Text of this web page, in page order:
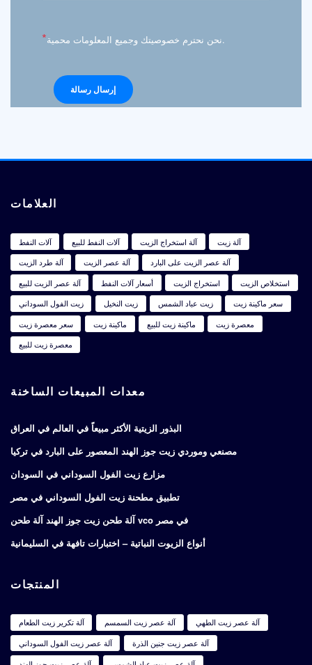
* نحن نحترم خصوصيتك وجميع المعلومات محمية.
العلامات
آلات النفط آلات النفط للبيع آلة استخراج الزيت
آلة زيت
آلة طرد الزيت
آلة عصر الزيت
آلة عصر الزيت على البارد
آلة عصر الزيت للبيع
أسعار آلات النفط استخراج الزيت
استخلاص الزيت
زيت الفول السوداني
زيت النخيل زيت عباد الشمس
سعر ماكينة زيت
سعر معصرة زيت
ماكينة زيت ماكينة زيت للبيع
معصرة زيت
معصرة زيت للبيع
معدات المبيعات الساخنة
البذور الزيتية الأكثر مبيعاً في العالم في العراق
مصنعي وموردي زيت جوز الهند المعصور على البارد في تركيا
مزارع زيت الفول السوداني في السودان
تطبيق مطحنة زيت الفول السوداني في مصر
آلة طحن زيت جوز الهند آلة طحن vco في مصر
أنواع الزيوت النباتية – اختبارات تافهة في السليمانية
المنتجات
آلة تكرير زيت الطعام آلة عصر زيت السمسم
آلة عصر زيت الطهي
آلة عصر زيت الفول السوداني
آلة عصر زيت جنين الذرة